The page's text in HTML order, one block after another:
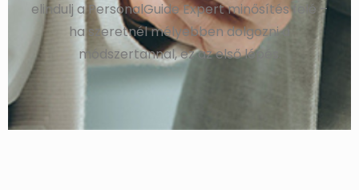
elindulj a PersonalGuide Expert minősítés felé –
ha szeretnél mélyebben dolgozni a
módszertannal, ez az első lépés.